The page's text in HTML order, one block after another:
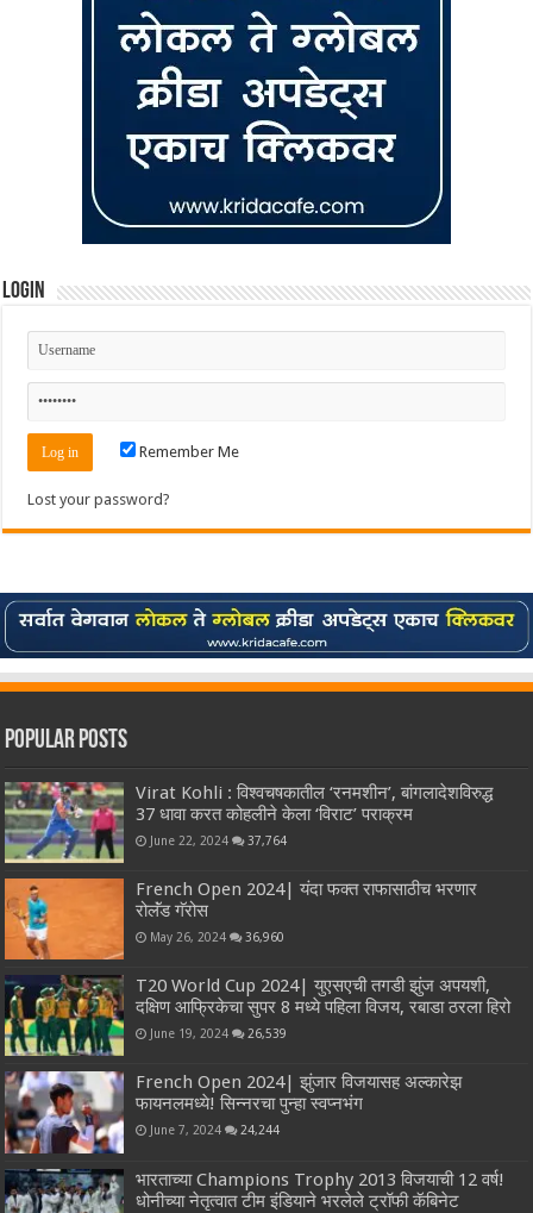
Login
Remember Me
Lost your password?
Popular Posts
Virat Kohli : विश्वचषकातील ‘रनमशीन’, बांगलादेशविरुद्ध
37 धावा करत कोहलीने केला ‘विराट’ पराक्रम
June 22, 2024 37,764
French Open 2024| यंदा फक्त राफासाठीच भरणार
रोलॅंड गॅरोस
May 26, 2024 36,960
T20 World Cup 2024| युएसएची तगडी झुंज अपयशी,
दक्षिण आफ्रिकेचा सुपर 8 मध्ये पहिला विजय, रबाडा ठरला हिरो
June 19, 2024 26,539
French Open 2024| झुंजार विजयासह अल्कारेझ
फायनलमध्ये! सिन्नरचा पुन्हा स्वप्नभंग
June 7, 2024 24,244
भारताच्या Champions Trophy 2013 विजयाची 12 वर्ष!
धोनीच्या नेतृत्वात टीम इंडियाने भरलेले ट्रॉफी कॅबिनेट